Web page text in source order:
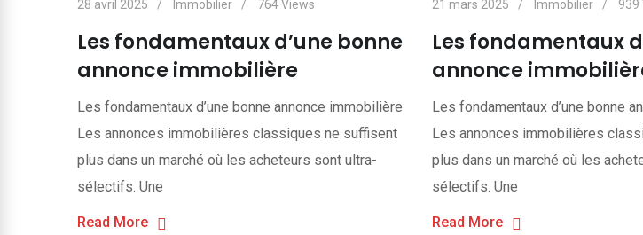
28 avril 2025 Immobilier 764Views
Les fondamentaux d’une bonne
annonce immobilière
Les fondamentaux d’une bonne annonce immobilière
Les annonces immobilières classiques ne suffisent
plus dans un marché où les acheteurs sont ultra-
sélectifs. Une
Read More
21 mars 2025 Immobilier 939
Les fondamentaux
annonce
Les fondamentaux d’une bonne
Les annonces immobilières
plus dans un marché où les
sélectifs. Une
Read More